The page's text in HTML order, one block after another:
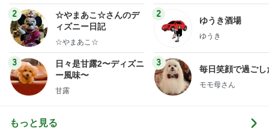
ログ
2
☆やまあこ☆さんのデ
ィズニー日記
☆やまあこ☆
3
日々是甘露2〜ディズニ
ー風味〜
甘露
2
ゆうき酒場
ゆうき
3
毎日笑顔で過ごし
モモ母さん
もっと見る